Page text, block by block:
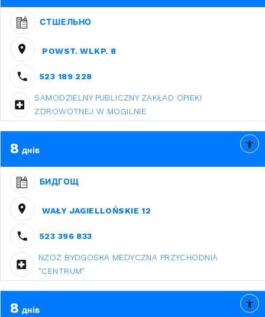
СТШЕЛЬНО
POWST. WLKP. 8
523 189 228
SAMODZIELNY PUBLICZNY ZAKŁAD OPIEKI
ZDROWOTNEJ W MOGILNIE
8 днів
БИДГОЩ
WAŁY JAGIELLOŃSKIE 12
523 396 833
NZOZ BYDGOSKA MEDYCZNA PRZYCHODNIA
"CENTRUM"
8 днів